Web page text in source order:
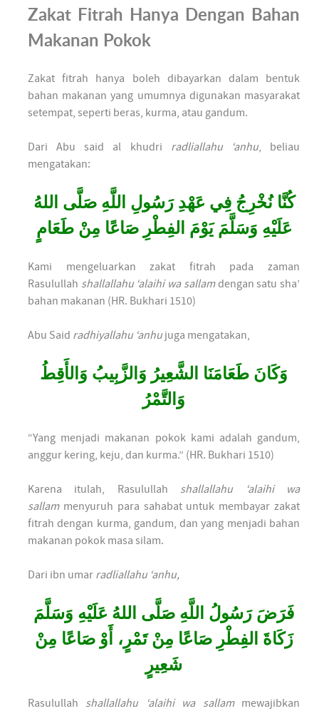
Zakat Fitrah Hanya Dengan Bahan
Makanan Pokok
Zakat fitrah hanya boleh dibayarkan dalam bentuk
bahan makanan yang umumnya digunakan masyarakat
setempat, seperti beras, kurma, atau gandum.
Dari Abu said al khudri radliallahu ‘anhu, beliau
mengatakan:
كُنَّا نُخْرِجُ فِي عَهْدِ رَسُولِ اللَّهِ صَلَّى اللهُ
عَلَيْهِ وَسَلَّمَ يَوْمَ الفِطْرِ صَاعًا مِنْ طَعَامٍ
Kami mengeluarkan zakat fitrah pada zaman
Rasulullah shallallahu ‘alaihi wa sallamdengan satu sha’
bahan makanan (HR. Bukhari 1510)
Abu Said radhiyallahu ‘anhujuga mengatakan,
وَكَانَ طَعَامَنَا الشَّعِيرُ وَالزَّبِيبُ وَالأَقِطُ
وَالتَّمْرُ
“Yang menjadi makanan pokok kami adalah gandum,
anggur kering, keju, dan kurma.” (HR. Bukhari 1510)
Karena itulah, Rasulullah shallallahu ‘alaihi wa
sallammenyuruh para sahabat untuk membayar zakat
fitrah dengan kurma, gandum, dan yang menjadi bahan
makanan pokok masa silam.
Dari ibn umar radliallahu ‘anhu,
فَرَضَ رَسُولُ اللَّهِ صَلَّى اللهُ عَلَيْهِ وَسَلَّمَ
زَكَاةَ الفِطْرِ صَاعًا مِنْ تَمْرٍ، أَوْ صَاعًا مِنْ
شَعِيرٍ
Rasulullah shallallahu ‘alaihi wa sallammewajibkan